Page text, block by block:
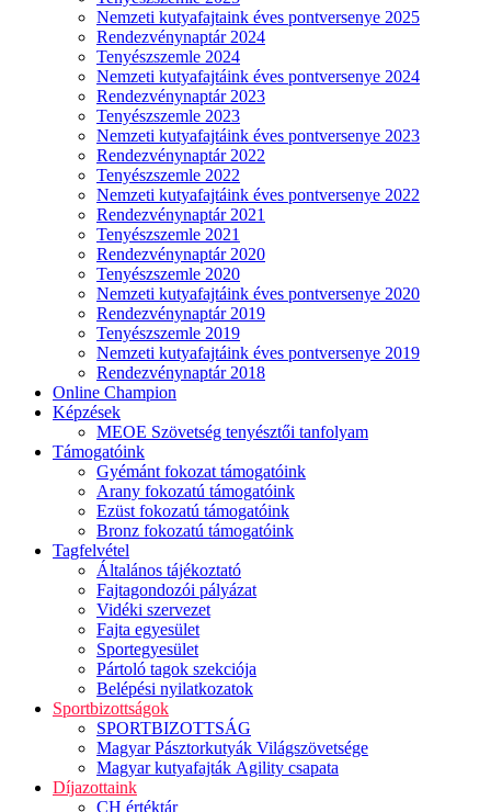
Nemzeti kutyafajtaink éves pontversenye 2025
Rendezvénynaptár 2024
Tenyészszemle 2024
Nemzeti kutyafajtáink éves pontversenye 2024
Rendezvénynaptár 2023
Tenyészszemle 2023
Nemzeti kutyafajtáink éves pontversenye 2023
Rendezvénynaptár 2022
Tenyészszemle 2022
Nemzeti kutyafajtáink éves pontversenye 2022
Rendezvénynaptár 2021
Tenyészszemle 2021
Rendezvénynaptár 2020
Tenyészszemle 2020
Nemzeti kutyafajtáink éves pontversenye 2020
Rendezvénynaptár 2019
Tenyészszemle 2019
Nemzeti kutyafajtáink éves pontversenye 2019
Rendezvénynaptár 2018
Online Champion
Képzések
MEOE Szövetség tenyésztői tanfolyam
Támogatóink
Gyémánt fokozat támogatóink
Arany fokozatú támogatóink
Ezüst fokozatú támogatóink
Bronz fokozatú támogatóink
Tagfelvétel
Általános tájékoztató
Fajtagondozói pályázat
Vidéki szervezet
Fajta egyesület
Sportegyesület
Pártoló tagok szekciója
Belépési nyilatkozatok
Sportbizottságok
SPORTBIZOTTSÁG
Magyar Pásztorkutyák Világszövetsége
Magyar kutyafajták Agility csapata
Díjazottaink
CH értéktár